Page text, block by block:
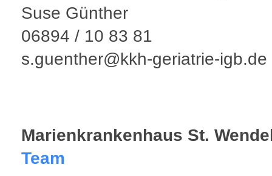
Suse Günther
06894 / 10 83 81
s.guenther@kkh-geriatrie-igb.de
Marienkrankenhaus St.
Team